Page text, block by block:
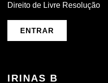
Direito de Livre Resolução
ENTRAR
IRINAS B